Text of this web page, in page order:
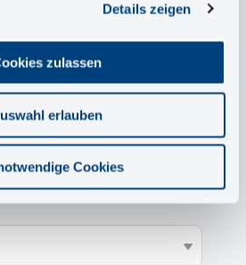
Details zeigen
zulassen
erlauben
Cookies
das
jetzt an!